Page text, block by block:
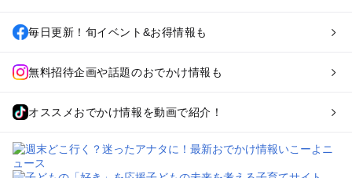
毎日更新！旬イベント&お得情報も
無料招待企画や話題のおでかけ情報も
オススメおでかけ情報を動画で紹介！